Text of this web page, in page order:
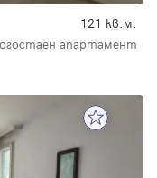
121 кв.м.
апартамент